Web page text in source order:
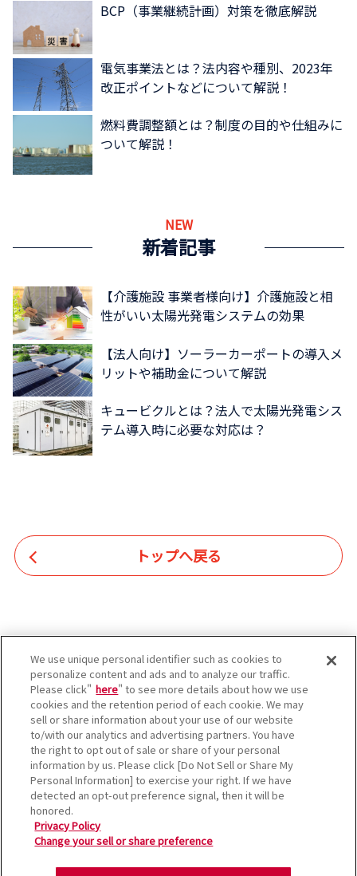
BCP（事業継続計画）対策を徹底解説
電気事業法とは？法内容や種別、2023年
改正ポイントなどについて解説！
燃料費調整額とは？制度の目的や仕組みに
ついて解説！
NEW
新着記事
【介護施設 事業者様向け】介護施設と相
性がいい太陽光発電システムの効果
【法人向け】ソーラーカーポートの導入メ
リットや補助金について解説
キュービクルとは？法人で太陽光発電シス
テム導入時に必要な対応は？
トップへ戻る
太陽による快適でクリーンな
暮らしをすべての人に
We use unique personal identifier such as cookies to
personalize content and ads and to analyze our traffic.
Please click" here" to see more details about how we use
cookies and the retention period of each cookie. We may
sell or share information about your use of our website
to/with our analytics and advertising partners. You have
the right to opt out of sale or share of your personal
information by us. Please click [Do Not Sell or Share My
Personal Information] to exercise your right. If we have
detected an opt-out preference signal, then it will be
honored.
Privacy Policy
Change your sell or share preference